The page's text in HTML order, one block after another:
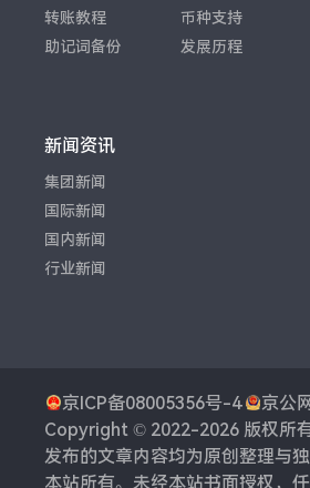
转账教程
助记词备份
币种支持
发展历程
新闻资讯
集团新闻
国际新闻
国内新闻
行业新闻
京ICP备08005356号-4
京公
Copyright © 2022-2026 版权所
发布的文章内容均为原创整理与
本站所有。未经本站书面授权，